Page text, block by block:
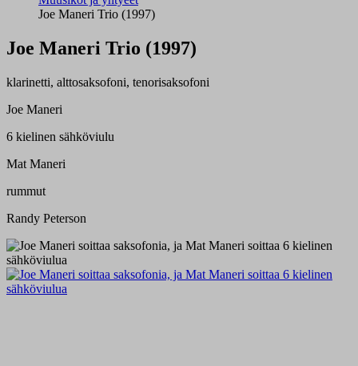
Joe Maneri Trio (1997)
Joe Maneri Trio (1997)
klarinetti, alttosaksofoni, tenorisaksofoni
Joe Maneri
6 kielinen sähköviulu
Mat Maneri
rummut
Randy Peterson